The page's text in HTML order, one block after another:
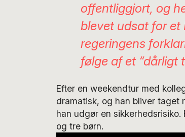
offentliggjort, og
blevet udsat for et
regeringens
følge af et “dårligt
Efter en weekendtur med
dramatisk, og han bliver taget
han udgør en
og tre børn.